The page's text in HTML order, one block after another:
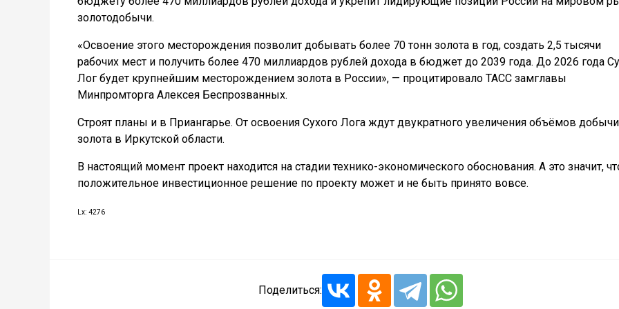
золотодобычи.
«Освоение этого месторождения позволит добывать более 70 тонн золота в год, создать 2,5 тысячи
рабочих мест и получить более 470 миллиардов рублей дохода в бюджет до 2039 года. До 2026 года
Лог будет крупнейшим месторождением золота в России», — процитировало ТАСС замглавы
Минпромторга Алексея Беспрозванных.
Строят планы и в Приангарье. От освоения Сухого Лога ждут двукратного увеличения объёмов добычи
золота в Иркутской области.
В настоящий момент проект находится на стадии технико-экономического обоснования. А это значит,
положительное инвестиционное решение по проекту может и не быть принято вовсе.
Lx: 4276
Поделиться: